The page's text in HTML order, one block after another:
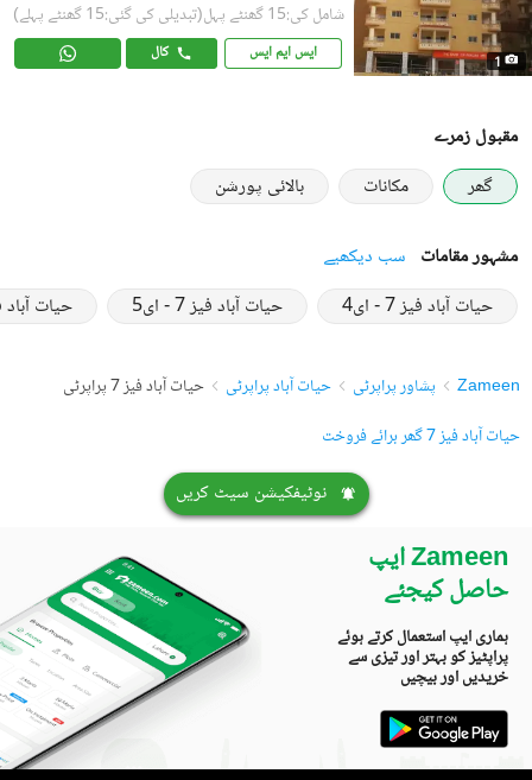
1
شامل کی:15 گھنٹے پہل (تبدیلی کی گئی:15 گھنٹے پہلے)
ایس ایم ایس کال
مقبول زمرے
گھر
مکانات بالائی پورشن
مشہور مقامات سب دیکھیے
حیات آباد فیز 7 - ای4
حیات آباد فیز 7 - ای5 حیات آباد فیز
Zameen پشاور پراپرٹی حیات آباد پراپرٹی
حیات آباد فیز 7 پراپرٹی
حیات آباد فیز 7 گھر برائے فروخت
نوٹیفکیشن سیٹ کریں
Zameen ایپ
حاصل کیجئے
ہماری ایپ استعمال کرتے ہوئے
پراپٹیز کو بہتر اور تیزی سے
خریدیں اور بیچیں